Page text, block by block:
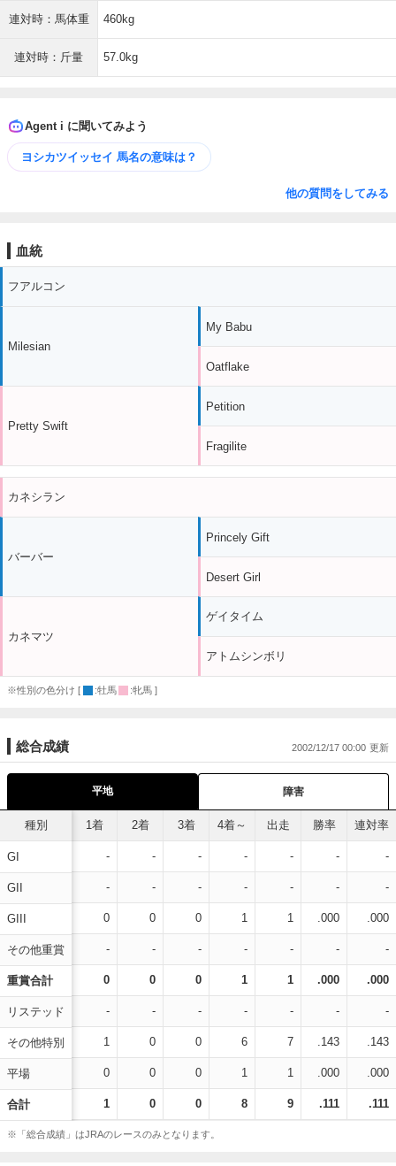
連対時：馬体重 460kg
連対時：斤量 57.0kg
Agent i に聞いてみよう
ヨシカツイッセイ 馬名の意味は？
他の質問をしてみる
血統
フアルコン
Milesian
Pretty Swift
My Babu
Oatflake
Petition
Fragilite
カネシラン
バーバー
カネマツ
Princely Gift
Desert Girl
ゲイタイム
アトムシンボリ
※性別の色分け [ :牡馬 :牝馬 ]
総合成績 2002/12/17 00:00
平地 障害
種別
GI
GII
GIII
その他重賞
重賞合計
リステッド
その他特別
平場
合計
1着 2着 3着 4着～ 出走 勝率 連対率
- - - - - - -
- - - - - - -
0 0 0 1 1 .000 .000
- - - - - - -
0 0 0 1 1 .000 .000
- - - - - - -
1 0 0 6 7 .143 .143
0 0 0 1 1 .000 .000
1 0 0 8 9 .111 .111
※「総合成績」はJRAのレースのみとなります。